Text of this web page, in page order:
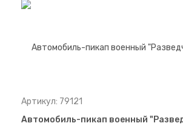
Артикул: 79121
Автомобиль-пикап военный